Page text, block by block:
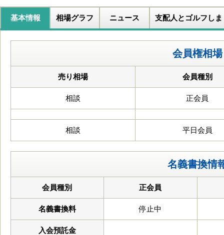
基本情報 相場グラフ ニュース 支配人とゴルフしま
会員権相場
売り相場 会員種別
相談 正会員
相談 平日会員
名義書換情
会員種別 正会員
名義書換料 停止中
入会預託金